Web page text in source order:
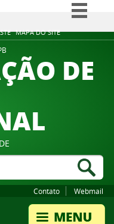
MAPA DO SITE
Simplifique!
Participe
Acesso à informação
Canais
DE
Contato Webmail